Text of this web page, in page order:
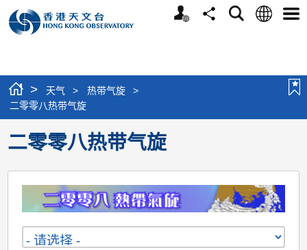
个
分
搜
语
选
> 天气 > 热带气旋
>
二零零八热带气旋
二零零八热带气旋